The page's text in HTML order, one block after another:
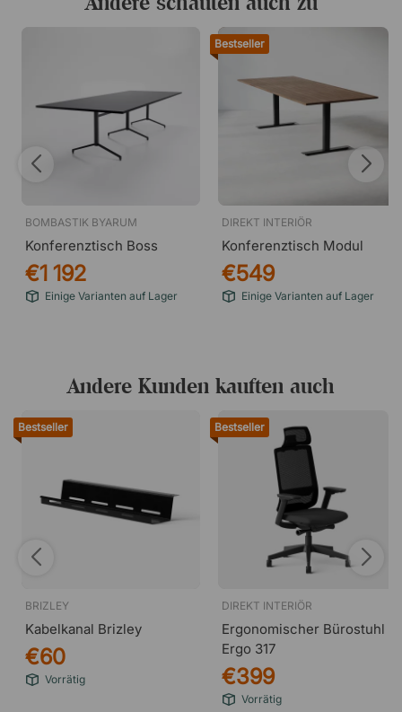
BOMBASTIK BYARUM
Konferenztisch Boss
€1 192
Einige Varianten auf Lager
Bestseller
DIREKT INTERIÖR
Konferenztisch Modul
€549
Einige Varianten auf Lager
Andere Kunden kauften auch
Bestseller
BRIZLEY
Kabelkanal Brizley
€60
Vorrätig
Bestseller
DIREKT INTERIÖR
Ergonomischer Bürostuhl
Ergo 317
€399
Vorrätig